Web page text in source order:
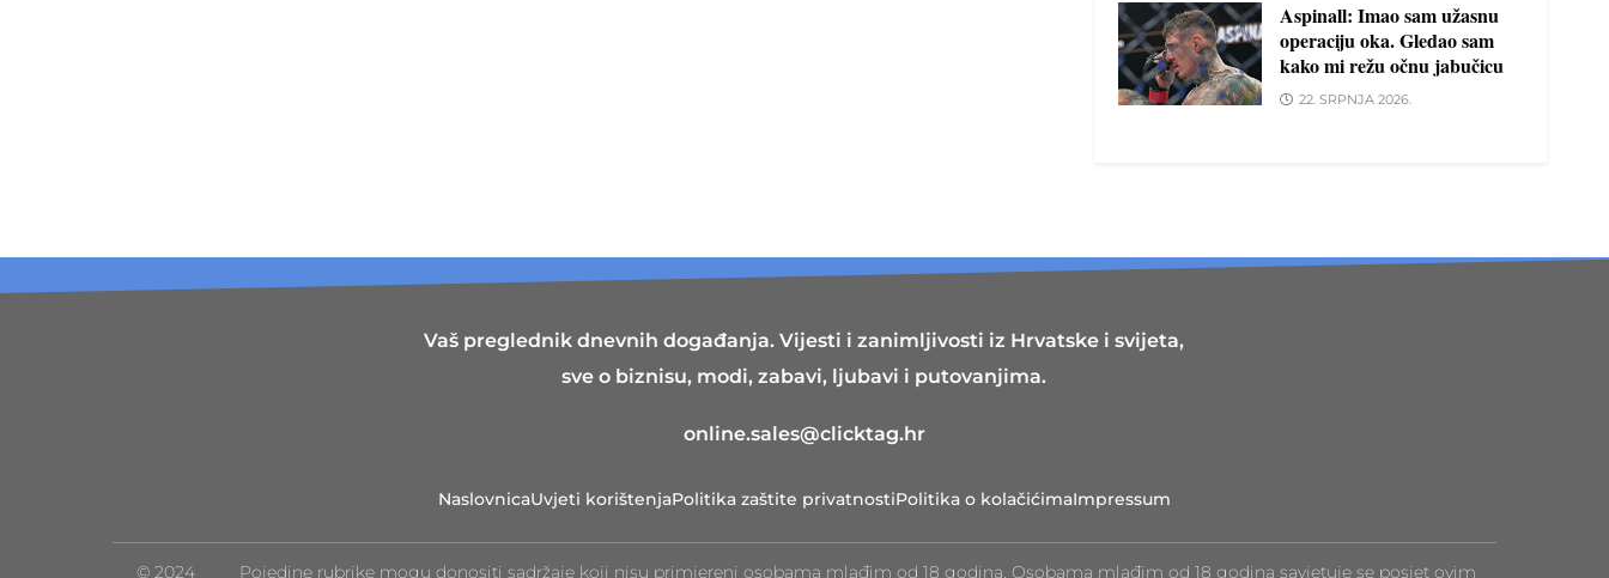
Aspinall: Imao sam užasnu
operaciju oka. Gledao sam
kako mi režu očnu jabučicu
22. SRPNJA 2026.
Vaš preglednik dnevnih događanja. Vijesti i zanimljivosti iz Hrvatske i svijeta,
sve o biznisu, modi, zabavi, ljubavi i putovanjima.
online.sales@clicktag.hr
NaslovnicaUvjeti korištenjaPolitika zaštite privatnostiPolitika o kolačićimaImpressum
© 2024 Pojedine rubrike mogu donositi sadržaje koji nisu primjereni osobama mlađim od 18 godina. Osobama mlađim od 18 godina savjetuje se posjet ovim